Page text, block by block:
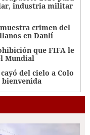
industria militar
crimen del
en Danlí
que FIFA le
Mundial
del cielo a Colo
bienvenida